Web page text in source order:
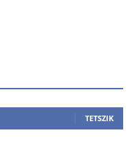
TETSZIK